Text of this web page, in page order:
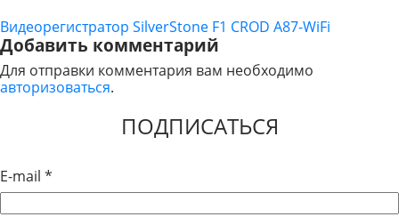
НАВИГАЦИЯ
ПО
ЗАПИСЯМ
Видеорегистратор SilverStone F1 CROD A87-WiFi
Добавить комментарий
Для отправки комментария вам необходимо
авторизоваться.
ПОДПИСАТЬСЯ
E-mail *